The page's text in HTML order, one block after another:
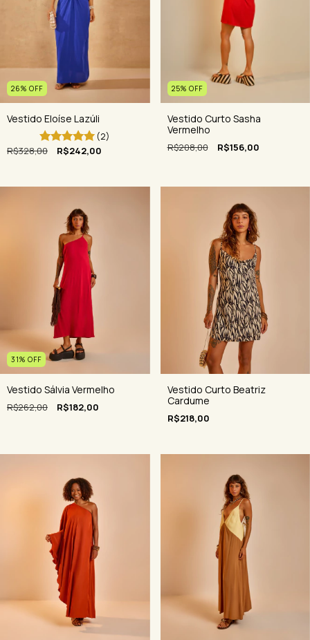
26% OFF
Vestido Eloíse Lazúli
(2)
R$328,00
R$242,00
25% OFF
Vestido Curto Sasha
Vermelho
R$208,00 R$156,00
31% OFF
Vestido Sálvia Vermelho
R$262,00 R$182,00
Vestido Curto Beatriz
Cardume
R$218,00